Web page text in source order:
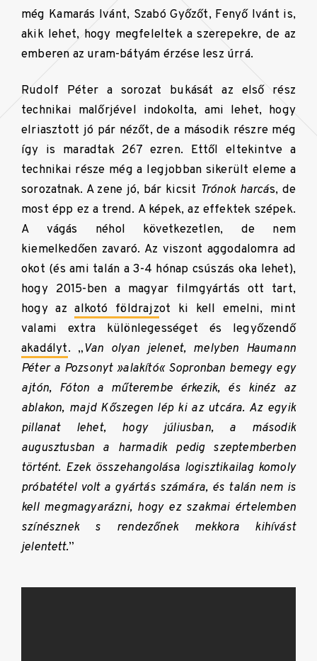
még Kamarás Ivánt, Szabó Győzőt, Fenyő Ivánt is,
akik lehet, hogy megfeleltek a szerepekre, de az
emberen az uram-bátyám érzése lesz úrrá.
Rudolf Péter a sorozat bukását az első rész
technikai malőrjével indokolta, ami lehet, hogy
elriasztott jó pár nézőt, de a második részre még
így is maradtak 267 ezren. Ettől eltekintve a
technikai része még a legjobban sikerült eleme a
sorozatnak. A zene jó, bár kicsit Trónok harcás, de
most épp ez a trend. A képek, az effektek szépek.
A vágás néhol következetlen, de nem
kiemelkedően zavaró. Az viszont aggodalomra ad
okot (és ami talán a 3-4 hónap csúszás oka lehet),
hogy 2015-ben a magyar filmgyártás ott tart,
hogy azalkotó földrajzot ki kell emelni, mint
valami extra különlegességet és legyőzendő
akadályt. „Van olyan jelenet, melyben Haumann
Péter a Pozsonyt »alakító« Sopronban bemegy egy
ajtón, Fóton a műterembe érkezik, és kinéz az
ablakon, majd Kőszegen lép ki az utcára. Az egyik
pillanat lehet, hogy júliusban, a második
augusztusban a harmadik pedig szeptemberben
történt. Ezek összehangolása logisztikailag komoly
próbatétel volt a gyártás számára, és talán nem is
kell megmagyarázni, hogy ez szakmai értelemben
színésznek s rendezőnek mekkora kihívást
jelentett.”